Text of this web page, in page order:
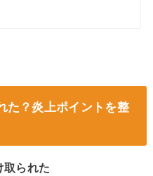
た？炎上ポイントを整
られた